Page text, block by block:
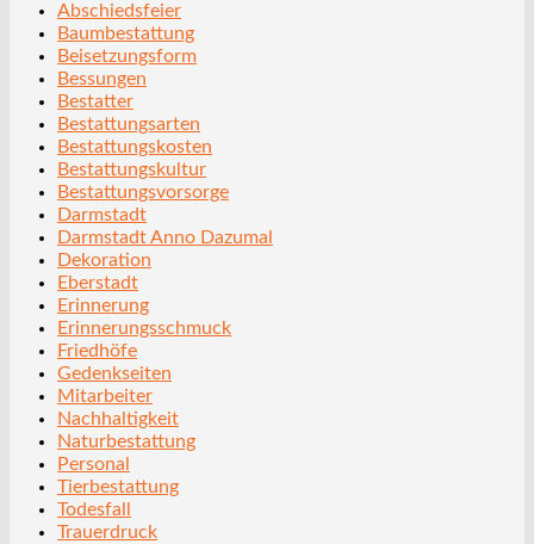
Abschiedsfeier
Baumbestattung
Beisetzungsform
Bessungen
Bestatter
Bestattungsarten
Bestattungskosten
Bestattungskultur
Bestattungsvorsorge
Darmstadt
Darmstadt Anno Dazumal
Dekoration
Eberstadt
Erinnerung
Erinnerungsschmuck
Friedhöfe
Gedenkseiten
Mitarbeiter
Nachhaltigkeit
Naturbestattung
Personal
Tierbestattung
Todesfall
Trauerdruck